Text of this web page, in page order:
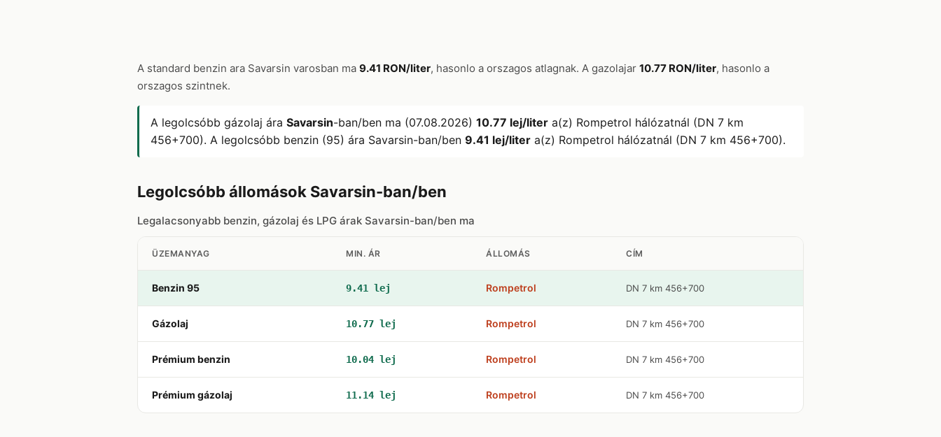
A standard benzin ara Savarsin varosban ma 9.41 RON/liter, hasonlo a orszagos atlagnak. A gazolajar 10.77 RON/liter, hasonlo a
orszagos szintnek.
A legolcsóbb gázolaj ára Savarsin-ban/ben ma (07.08.2026) 10.77 lej/liter a(z) Rompetrol hálózatnál (DN 7 km
456+700). A legolcsóbb benzin (95) ára Savarsin-ban/ben 9.41 lej/liter a(z) Rompetrol hálózatnál (DN 7 km 456+700).
Legolcsóbb állomások Savarsin-ban/ben
Legalacsonyabb benzin, gázolaj és LPG árak Savarsin-ban/ben ma
ÜZEMANYAG MIN. ÁR ÁLLOMÁS CÍM
Benzin 95 9.41 lej Rompetrol DN 7 km 456+700
Gázolaj 10.77 lej Rompetrol DN 7 km 456+700
Prémium benzin 10.04 lej Rompetrol DN 7 km 456+700
Prémium gázolaj 11.14 lej Rompetrol DN 7 km 456+700